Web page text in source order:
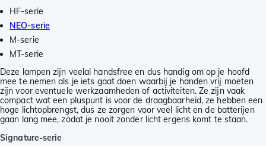
HF-serie
NEO-serie
M-serie
MT-serie
Deze lampen zijn veelal handsfree en dus handig om op je hoofd
mee te nemen als je iets gaat doen waarbij je handen vrij moeten
zijn voor eventuele werkzaamheden of activiteiten. Ze zijn vaak
compact wat een pluspunt is voor de draagbaarheid, ze hebben een
hoge lichtopbrengst, dus ze zorgen voor veel licht en de batterijen
gaan lang mee, zodat je nooit zonder licht ergens komt te staan.
Signature-serie